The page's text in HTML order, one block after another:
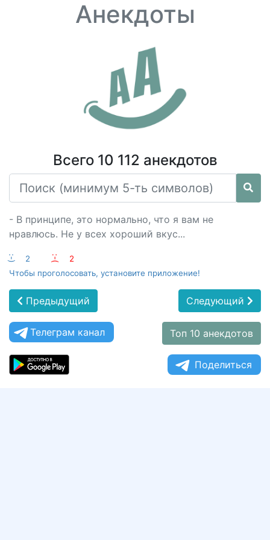
Анекдоты
Всего 10 112 анекдотов
- В принципе, это нормально, что я вам не
нравлюсь. Не у всех хороший вкус...
:-) 2 :-(
2
Чтобы проголосовать, установите приложение!
Предыдущий Следующий
Телеграм канал Топ 10 анекдотов
Поделиться